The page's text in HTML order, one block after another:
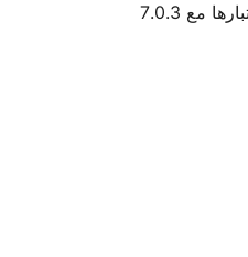
مع 7.0.3